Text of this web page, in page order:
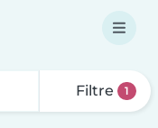
Filtre 1